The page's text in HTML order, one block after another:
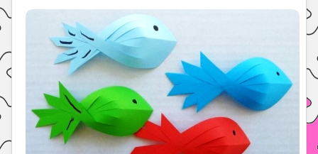
Праздники
Психология
Летом!
Поиск